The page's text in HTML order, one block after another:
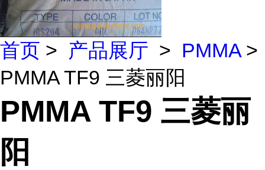
首页 > 产品展厅 > PMMA >
PMMA TF9 三菱丽阳
PMMA TF9 三菱丽
阳